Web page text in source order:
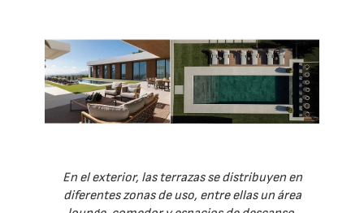
En el exterior, las terrazas se distribuyen en
diferentes zonas de uso, entre ellas un área